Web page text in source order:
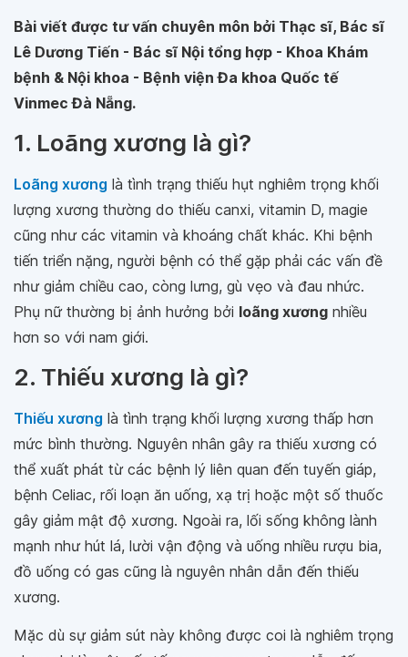
Bài viết được tư vấn chuyên môn bởi Thạc sĩ, Bác sĩ
Lê Dương Tiến - Bác sĩ Nội tổng hợp - Khoa Khám
bệnh & Nội khoa - Bệnh viện Đa khoa Quốc tế
Vinmec Đà Nẵng.
1. Loãng xương là gì?
Loãng xương là tình trạng thiếu hụt nghiêm trọng khối
lượng xương thường do thiếu canxi, vitamin D, magie
cũng như các vitamin và khoáng chất khác. Khi bệnh
tiến triển nặng, người bệnh có thể gặp phải các vấn đề
như giảm chiều cao, còng lưng, gù vẹo và đau nhức.
Phụ nữ thường bị ảnh hưởng bởi loãng xương nhiều
hơn so với nam giới.
2. Thiếu xương là gì?
Thiếu xương là tình trạng khối lượng xương thấp hơn
mức bình thường. Nguyên nhân gây ra thiếu xương có
thể xuất phát từ các bệnh lý liên quan đến tuyến giáp,
bệnh Celiac, rối loạn ăn uống, xạ trị hoặc một số thuốc
gây giảm mật độ xương. Ngoài ra, lối sống không lành
mạnh như hút lá, lười vận động và uống nhiều rượu bia,
đồ uống có gas cũng là nguyên nhân dẫn đến thiếu
xương.
Mặc dù sự giảm sút này không được coi là nghiêm trọng